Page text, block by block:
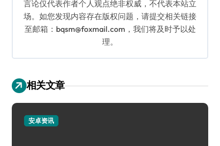
言论仅代表作者个人观点绝非权威，不代表本站立
场。如您发现内容存在版权问题，请提交相关链接
至邮箱：bqsm@foxmail.com，我们将及时予以处
理。
相关文章
安卓资讯